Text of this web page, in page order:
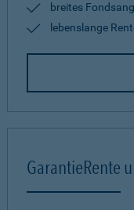
breites
lebenslange
GarantieRente